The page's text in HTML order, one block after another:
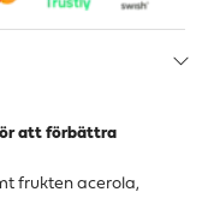
att förbättra
frukten acerola,